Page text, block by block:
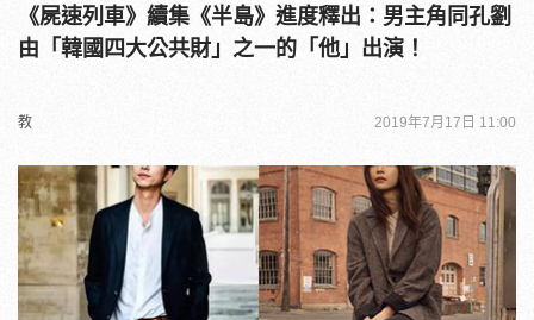
《屍速列車》續集《半島》進度釋出：男主角同孔劉
由「韓國四大公共財」之一的「他」出演！
教 2019年7月17日 11:00